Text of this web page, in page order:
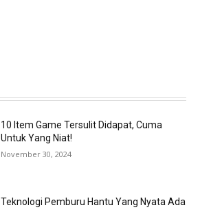
10 Item Game Tersulit Didapat, Cuma
Untuk Yang Niat!
November 30, 2024
Teknologi Pemburu Hantu Yang Nyata Ada